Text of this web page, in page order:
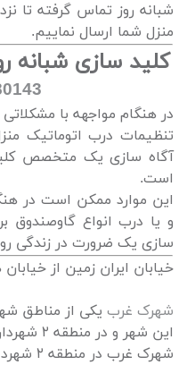
شبانه روز تماس گرفته تا
منزل شما ارسال نماییم.
کلید سازی شبانه
در هنگام مواجهه با
تنظیمات درب اتوماتیک
آگاه سازی یک متخصص
است.
این موارد ممکن است در
و یا درب انواع گاوصندوق
سازی یک ضرورت در زندگی
خیابان ایران زمین از
شهرک غرب یکی از مناطق
این شهر و در منطقه ۲ شهرداری تهران قرار گرفته‌است.
شهرک